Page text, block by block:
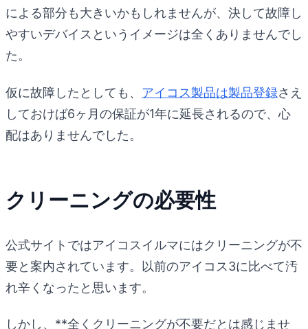
による部分も大きいかもしれませんが、決して故障し
やすいデバイスというイメージは全くありませんでし
た。
仮に故障したとしても、 アイコス製品は製品登録さえ
しておけば6ヶ月の保証が1年に延長されるので、心
配はありませんでした。
クリーニングの必要性
公式サイトではアイコスイルマにはクリーニングが不
要と案内されています。以前のアイコス3に比べて汚
れ辛くなったと思います。
しかし、**全くクリーニングが不要だとは感じませ